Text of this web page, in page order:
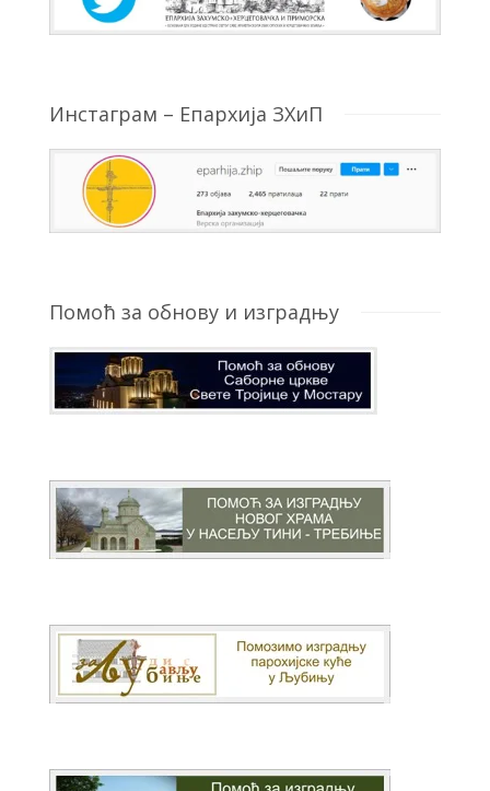
Инстаграм – Епархија ЗХиП
Помоћ за обнову и изградњу